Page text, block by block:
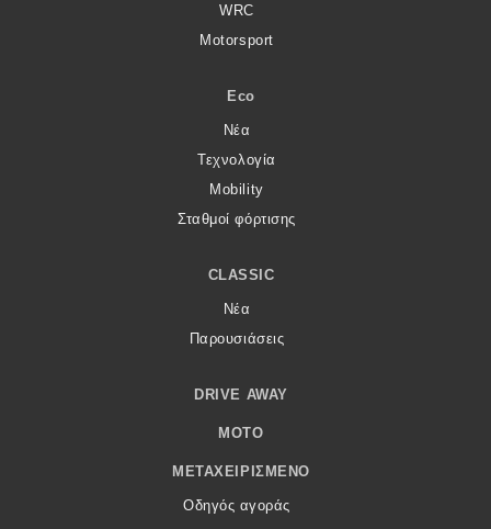
WRC
Motorsport
Eco
Νέα
Τεχνολογία
Mobility
Σταθμοί φόρτισης
CLASSIC
Νέα
Παρουσιάσεις
DRIVE AWAY
MOTO
ΜΕΤΑΧΕΙΡΙΣΜΈΝΟ
Οδηγός αγοράς